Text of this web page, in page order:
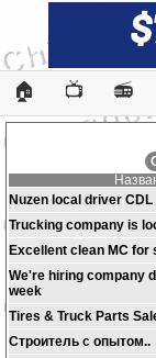
🏠 📺 📻
Nuzen local driver CDL
Trucking company is
Excellent clean MC for
We're hiring company
week
Tires & Truck Parts
Строитель с опытом..